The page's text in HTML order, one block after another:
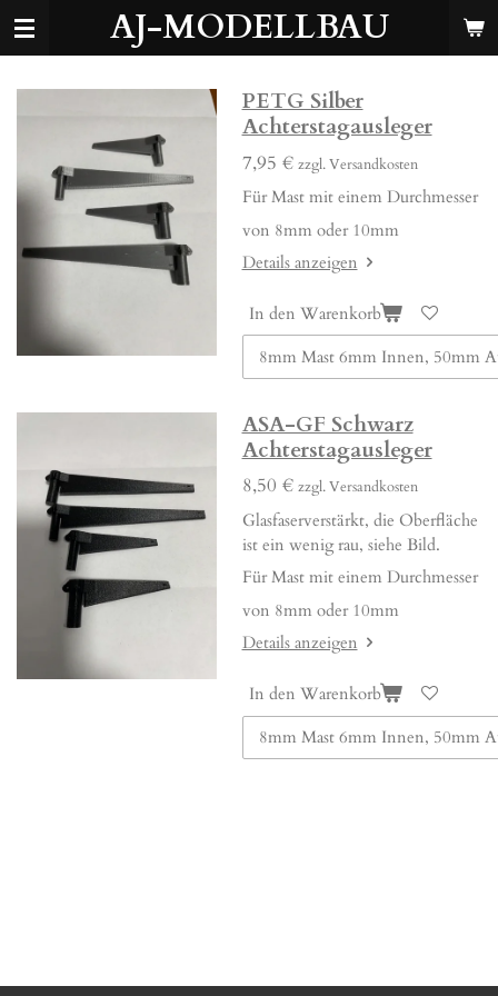
Zum
AJ-MODELLBAU
PETG Silber
Achterstagausleger
7,95 € zzgl. Versandkosten
Für Mast mit einem Durchmesser
von 8mm oder 10mm
Details anzeigen
In den Warenkorb
ASA-GF Schwarz
Achterstagausleger
8,50 € zzgl. Versandkosten
Glasfaserverstärkt, die Oberfläche
ist ein wenig rau, siehe Bild.
Für Mast mit einem Durchmesser
von 8mm oder 10mm
Details anzeigen
In den Warenkorb